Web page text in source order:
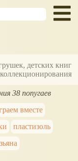
детских книг
38 попугаев
вместе
пластизоль